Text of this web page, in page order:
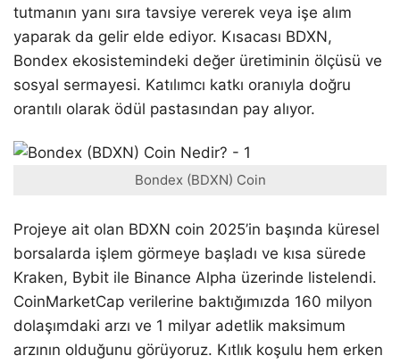
tutmanın yanı sıra tavsiye vererek veya işe alım
yaparak da gelir elde ediyor. Kısacası BDXN,
Bondex ekosistemindeki değer üretiminin ölçüsü ve
sosyal sermayesi. Katılımcı katkı oranıyla doğru
orantılı olarak ödül pastasından pay alıyor.
Bondex (BDXN) Coin
Projeye ait olan BDXN coin 2025’in başında küresel
borsalarda işlem görmeye başladı ve kısa sürede
Kraken, Bybit ile Binance Alpha üzerinde listelendi.
CoinMarketCap verilerine baktığımızda 160 milyon
dolaşımdaki arzı ve 1 milyar adetlik maksimum
arzının olduğunu görüyoruz. Kıtlık koşulu hem erken